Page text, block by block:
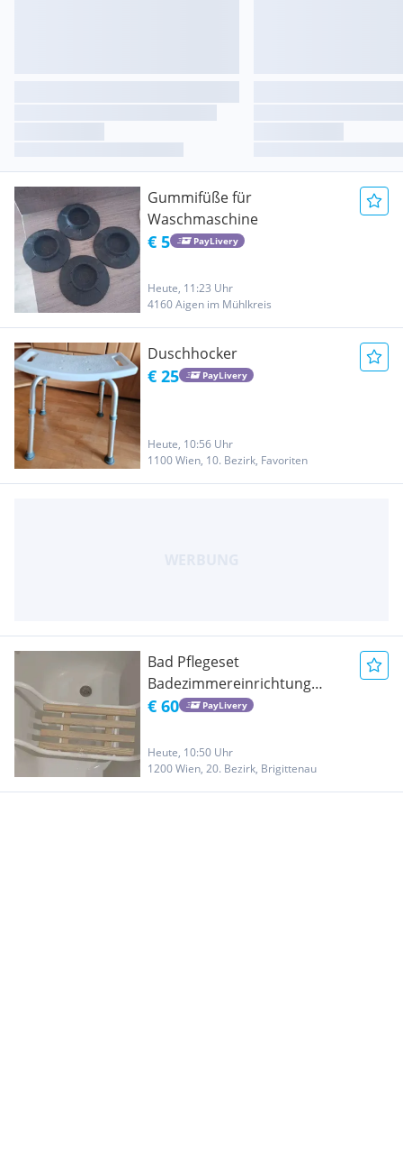
Gummifüße für
Waschmaschine
€ 5 PayLivery
Heute, 11:23 Uhr
4160 Aigen im Mühlkreis
Duschhocker
€ 25 PayLivery
Heute, 10:56 Uhr
1100 Wien, 10. Bezirk, Favoriten
Bad Pflegeset
Badezimmereinrichtung
Sessel für Badewanne
Badewannensitz
Medizinische Pflegehilfe
€ 60 PayLivery
Heute, 10:50 Uhr
1200 Wien, 20. Bezirk, Brigittenau